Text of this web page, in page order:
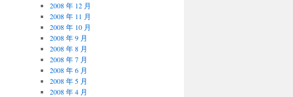
2008 年 12 月
2008 年 11 月
2008 年 10 月
2008 年 9 月
2008 年 8 月
2008 年 7 月
2008 年 6 月
2008 年 5 月
2008 年 4 月